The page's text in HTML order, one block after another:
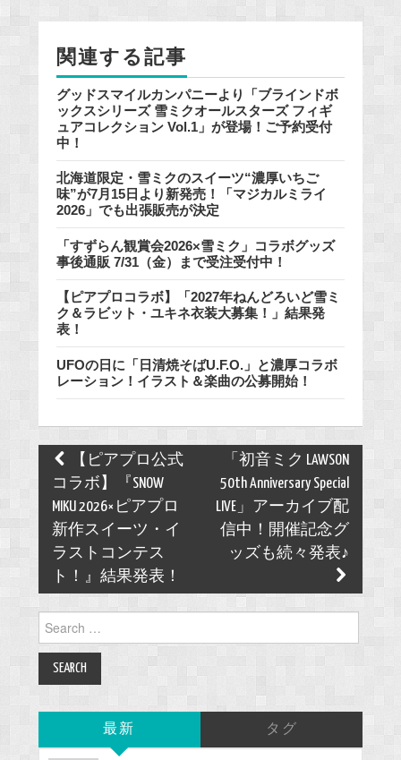
k
関連する記事
グッドスマイルカンパニーより「ブラインドボ
ックスシリーズ 雪ミクオールスターズ フィギ
ュアコレクション Vol.1」が登場！ご予約受付
中！
北海道限定・雪ミクのスイーツ“濃厚いちご
味”が7月15日より新発売！「マジカルミライ
2026」でも出張販売が決定
「すずらん観賞会2026×雪ミク」コラボグッズ
事後通販 7/31（金）まで受注受付中！
【ピアプロコラボ】「2027年ねんどろいど雪ミ
ク＆ラビット・ユキネ衣装大募集！」結果発
表！
UFOの日に「日清焼そばU.F.O.」と濃厚コラボ
レーション！イラスト＆楽曲の公募開始！
Post
navigation
【ピアプロ公式
コラボ】『SNOW
MIKU 2026×ピアプロ
新作スイーツ・イ
ラストコンテス
ト！』結果発表！
「初音ミク LAWSON
50th Anniversary Special
LIVE」アーカイブ配
信中！開催記念グ
ッズも続々発表♪
Search
for:
最新 タグ